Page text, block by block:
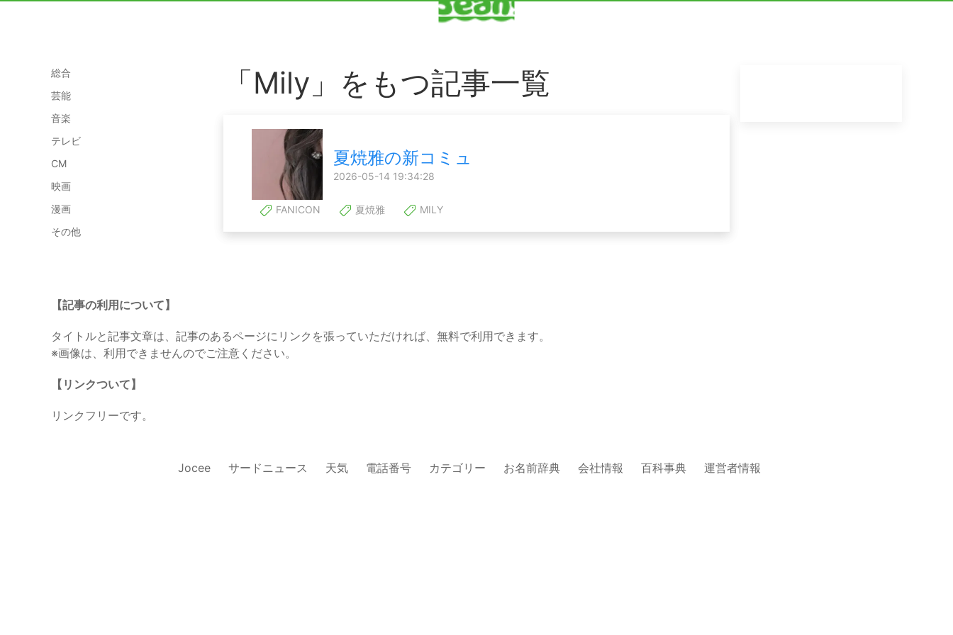
総合
芸能
音楽
テレビ
CM
映画
漫画
その他
「Mily」をもつ記事一覧
夏焼雅の新コミュ
2026-05-14 19:34:28
FANICON 夏焼雅 MILY
【記事の利用について】
タイトルと記事文章は、記事のあるページにリンクを張っていただければ、無料で利用できます。
※画像は、利用できませんのでご注意ください。
【リンクついて】
リンクフリーです。
Jocee サードニュース 天気 電話番号 カテゴリー お名前辞典 会社情報 百科事典 運営者情報